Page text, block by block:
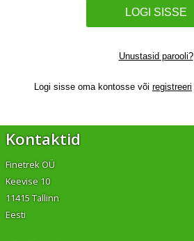
LOGI SISSE
Unustasid parooli?
Logi sisse oma kontosse või registreeri
Kontaktid
Finetrek OÜ
Keevise 10
11415 Tallinn
Eesti